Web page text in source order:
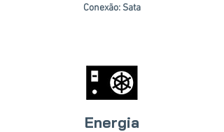
Conexão: Sata
Energia